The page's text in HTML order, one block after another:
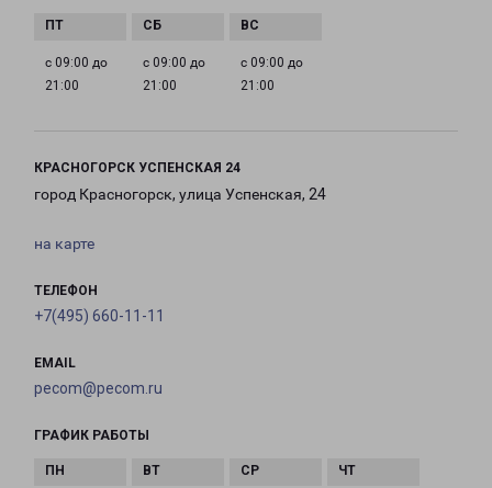
с 09:00 до
21:00
с 09:00 до
21:00
с 09:00 до
21:00
КРАСНОГОРСК УСПЕНСКАЯ 24
город Красногорск, улица Успенская, 24
на карте
ТЕЛЕФОН
+7(495) 660-11-11
EMAIL
pecom@pecom.ru
ГРАФИК РАБОТЫ